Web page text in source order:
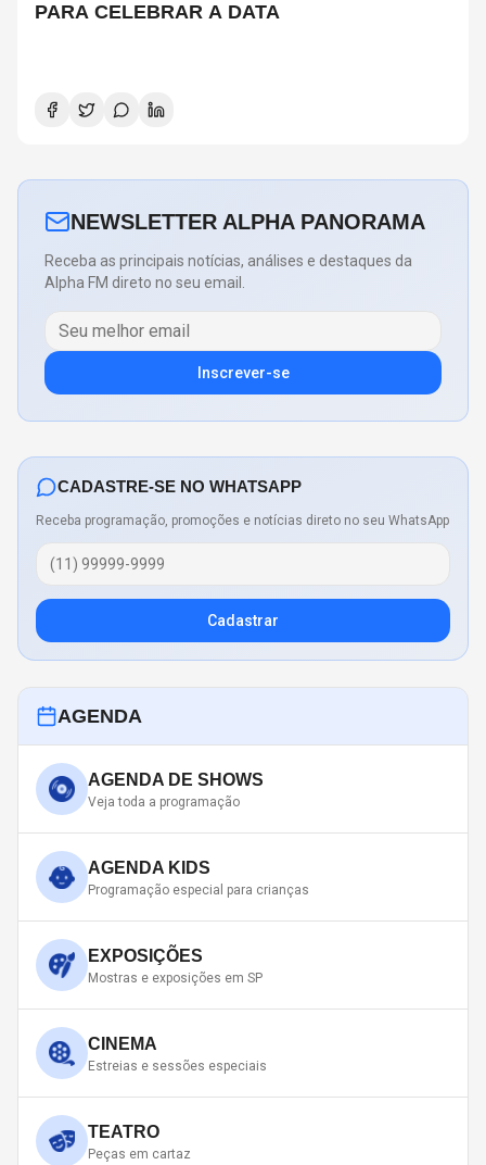
PARA CELEBRAR A DATA
NEWSLETTER ALPHA PANORAMA
Receba as principais notícias, análises e destaques da
Alpha FM direto no seu email.
Inscrever-se
CADASTRE-SE NO WHATSAPP
Receba programação, promoções e notícias direto no seu WhatsApp
Cadastrar
AGENDA
AGENDA DE SHOWS
Veja toda a programação
AGENDA KIDS
Programação especial para crianças
EXPOSIÇÕES
Mostras e exposições em SP
CINEMA
Estreias e sessões especiais
TEATRO
Peças em cartaz